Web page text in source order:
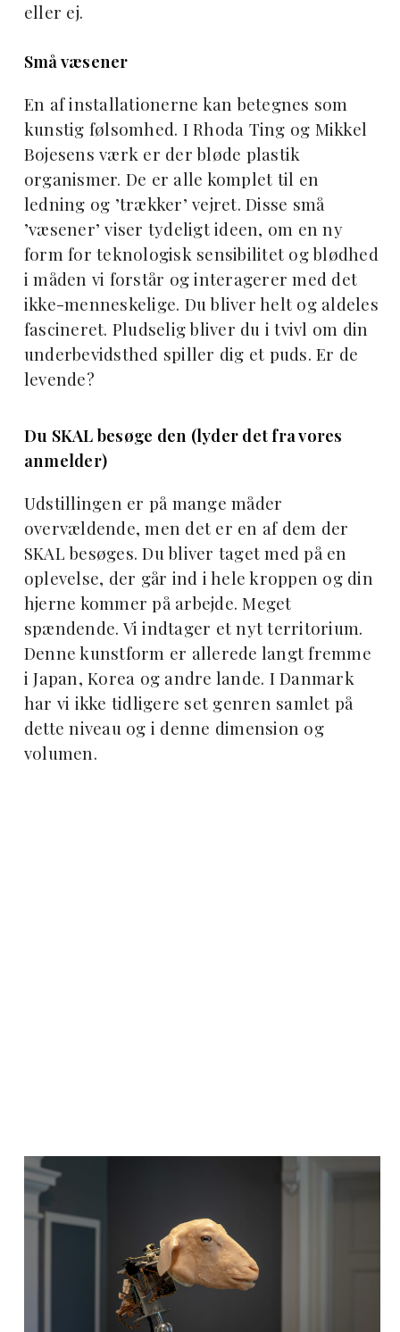
eller ej.
Små væsener
En af installationerne kan betegnes som
kunstig følsomhed. I Rhoda Ting og Mikkel
Bojesens værk er der bløde plastik
organismer. De er alle komplet til en
ledning og ’trækker’ vejret. Disse små
’væsener’ viser tydeligt ideen, om en ny
form for teknologisk sensibilitet og blødhed
i måden vi forstår og interagerer med det
ikke-menneskelige. Du bliver helt og aldeles
fascineret. Pludselig bliver du i tvivl om din
underbevidsthed spiller dig et puds. Er de
levende?
Du SKAL besøge den (lyder det fra vores
anmelder)
Udstillingen er på mange måder
overvældende, men det er en af dem der
SKAL besøges. Du bliver taget med på en
oplevelse, der går ind i hele kroppen og din
hjerne kommer på arbejde. Meget
spændende. Vi indtager et nyt territorium.
Denne kunstform er allerede langt fremme
i Japan, Korea og andre lande. I Danmark
har vi ikke tidligere set genren samlet på
dette niveau og i denne dimension og
volumen.